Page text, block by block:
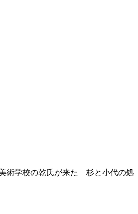
術学校の乾氏が来た 杉と小代の処